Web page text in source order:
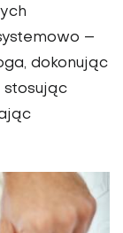
–
dokonując
stosując